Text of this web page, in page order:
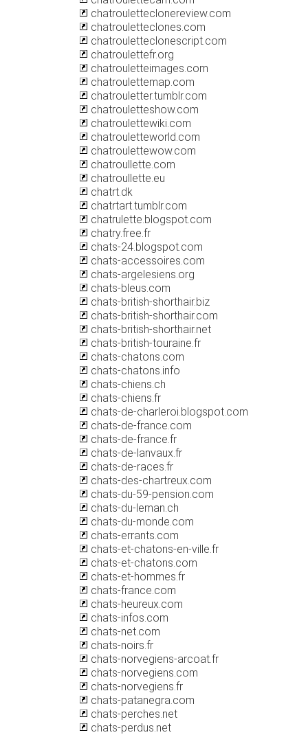
chatrouletteclonereview.com
chatrouletteclones.com
chatrouletteclonescript.com
chatroulettefr.org
chatrouletteimages.com
chatroulettemap.com
chatrouletter.tumblr.com
chatrouletteshow.com
chatroulettewiki.com
chatrouletteworld.com
chatroulettewow.com
chatroullette.com
chatroullette.eu
chatrt.dk
chatrtart.tumblr.com
chatrulette.blogspot.com
chatry.free.fr
chats-24.blogspot.com
chats-accessoires.com
chats-argelesiens.org
chats-bleus.com
chats-british-shorthair.biz
chats-british-shorthair.com
chats-british-shorthair.net
chats-british-touraine.fr
chats-chatons.com
chats-chatons.info
chats-chiens.ch
chats-chiens.fr
chats-de-charleroi.blogspot.com
chats-de-france.com
chats-de-france.fr
chats-de-lanvaux.fr
chats-de-races.fr
chats-des-chartreux.com
chats-du-59-pension.com
chats-du-leman.ch
chats-du-monde.com
chats-errants.com
chats-et-chatons-en-ville.fr
chats-et-chatons.com
chats-et-hommes.fr
chats-france.com
chats-heureux.com
chats-infos.com
chats-net.com
chats-noirs.fr
chats-norvegiens-arcoat.fr
chats-norvegiens.com
chats-norvegiens.fr
chats-patanegra.com
chats-perches.net
chats-perdus.net